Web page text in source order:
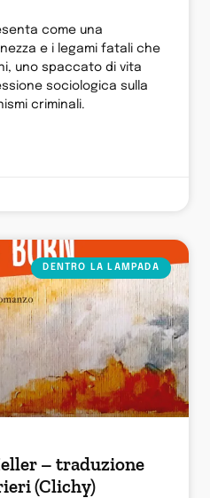
come una
e i legami fatali che
uno spaccato di vita
sociologica sulla
criminali.
DENTRO LA LAMPADA
– traduzione
(Clichy)